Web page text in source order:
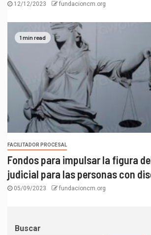
12/12/2023 fundacioncm.org
1 min read
FACILITADOR PROCESAL
Fondos para impulsar la figura
judicial para las personas con
05/09/2023 fundacioncm.org
Buscar